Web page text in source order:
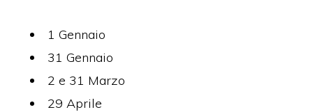
1 Gennaio
31 Gennaio
2 e 31 Marzo
29 Aprile